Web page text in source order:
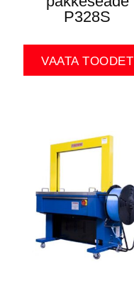
P328S
VAATA TOODET